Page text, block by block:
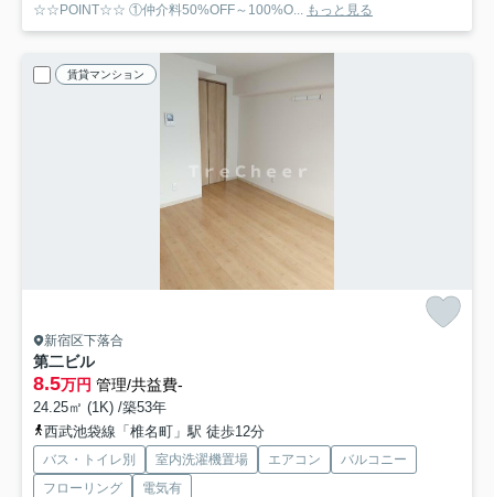
☆☆POINT☆☆ ①仲介料50%OFF～100%O...
もっと見る
賃貸マンション
新宿区下落合
第二ビル
8.5万円 管理/共益費-
24.25㎡ (1K) /築53年
西武池袋線「椎名町」駅 徒歩12分
バス・トイレ別 室内洗濯機置場 エアコン
バルコニー
フローリング
電気有